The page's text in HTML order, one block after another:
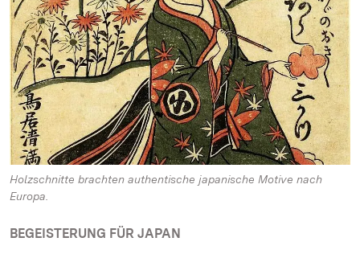
Holzschnitte brachten authentische japanische Motive nach
Europa.
BEGEISTERUNG FÜR JAPAN